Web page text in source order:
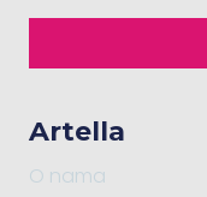
Artella
O nama